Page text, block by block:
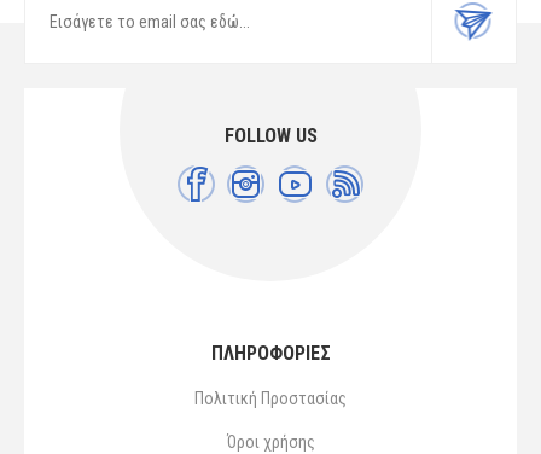
FOLLOW US
ΠΛΗΡΟΦΟΡΙΕΣ
Πολιτική Προστασίας
Όροι χρήσης